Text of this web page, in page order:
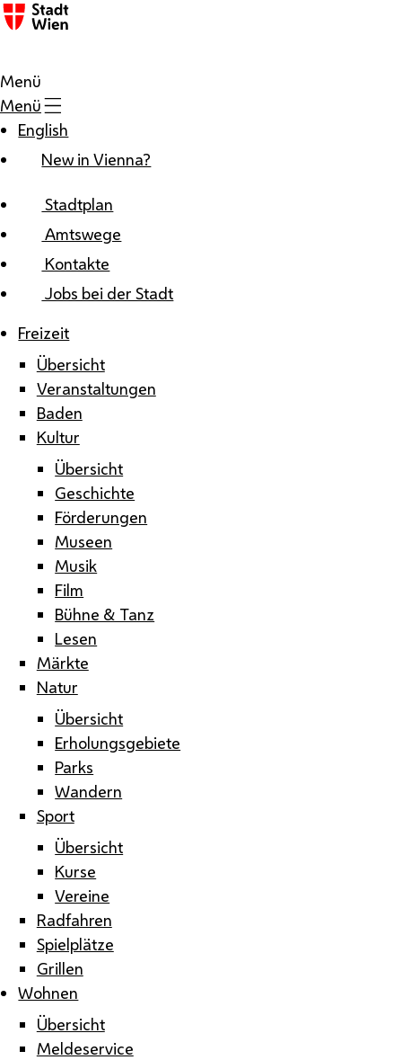
Zum Inhalt
Menü
Menü
English
New in Vienna?
Stadtplan
Amtswege
Kontakte
Jobs bei der Stadt
Freizeit
Übersicht
Veranstaltungen
Baden
Kultur
Übersicht
Geschichte
Förderungen
Museen
Musik
Film
Bühne & Tanz
Lesen
Märkte
Natur
Übersicht
Erholungsgebiete
Parks
Wandern
Sport
Übersicht
Kurse
Vereine
Radfahren
Spielplätze
Grillen
Wohnen
Übersicht
Meldeservice